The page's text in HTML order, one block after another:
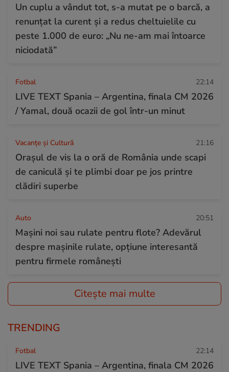
Un cuplu a vândut tot, s-a mutat pe o barcă, a
renunțat la curent și a redus cheltuielile cu
peste 1.000 de euro: „Nu ne-am mai întoarce
niciodată”
Fotbal 22:14
LIVE TEXT Spania – Argentina, finala CM 2026
/ Yamal, două ocazii de gol într-un minut
Vacanțe și Cultură 21:16
Orașul de vis la o oră de România unde scapi
de caniculă și te plimbi doar pe jos printre
clădiri superbe
Auto 20:51
Mașini noi sau rulate pentru flote? Adevărul
despre mașinile rulate, opțiune interesantă
pentru firmele românești
Citește mai multe
TRENDING
Fotbal 22:14
LIVE TEXT Spania – Argentina, finala CM 2026